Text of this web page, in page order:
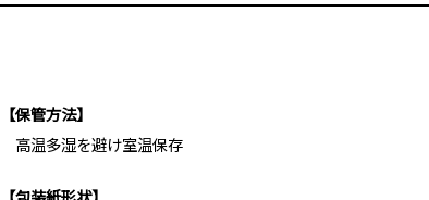
【保管方法】
高温多湿を避け室温保存